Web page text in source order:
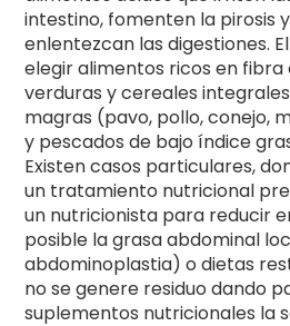
intestino, fomenten la pirosis
enlentezcan las digestiones.
elegir alimentos ricos en
verduras y cereales
magras (pavo, pollo, conejo,
y pescados de bajo índice
Existen casos particulares,
un tratamiento nutricional
un nutricionista para reducir
posible la grasa abdominal
abdominoplastia) o dietas
no se genere residuo dando
suplementos nutricionales la